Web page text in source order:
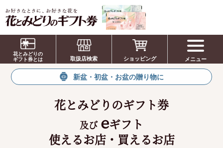
お祝い、お盆、新盆、お彼岸、喪中、お供
え、見舞い、返事、供花、線香贈答におすす
めのギフト
花とみどりの
ギフト券とは
取扱店検索 ショッピング メニュー
新盆・初盆・お盆の贈り物に
花とみどりのギフト券
及び eギフト
使えるお店・買えるお店